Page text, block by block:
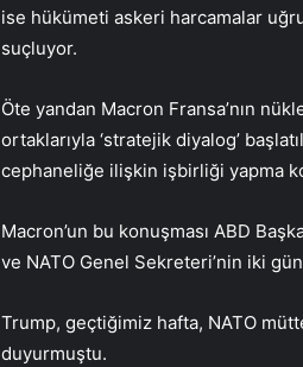
ise hükümeti askeri harcamalar
suçluyor.
Öte yandan Macron Fransa’nın
ortaklarıyla ‘stratejik diyalog’
cephaneliğe ilişkin işbirliği yapma
Macron’un bu konuşması ABD
ve NATO Genel Sekreteri’nin iki
Trump, geçtiğimiz hafta, NATO
duyurmuştu.